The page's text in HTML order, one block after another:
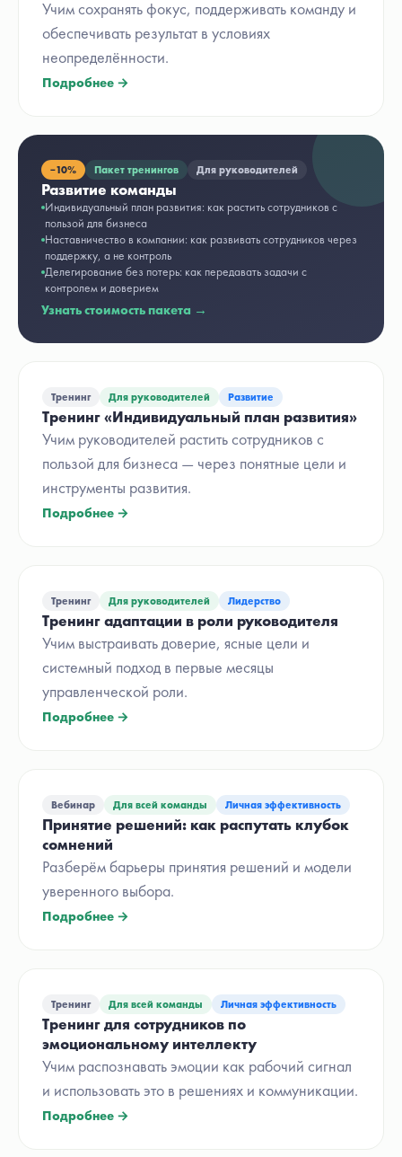
Тренинг Для руководителей Лидерство
Тренинг адаптации в роли руководителя
Учим выстраивать доверие, ясные цели и
системный подход в первые месяцы
управленческой роли.
Подробнее →
Тренинг Для руководителей Развитие
Тренинг «Индивидуальный план развития»
Учим руководителей растить сотрудников с
пользой для бизнеса — через понятные цели и
инструменты развития.
Подробнее →
Учим сохранять фокус, поддерживать команду и
обеспечивать результат в условиях
неопределённости.
Подробнее →
Тренинг Для всей команды Личная эффективность
Тренинг для сотрудников по
эмоциональному интеллекту
Учим распознавать эмоции как рабочий сигнал
и использовать это в решениях и коммуникации.
Подробнее →
Вебинар Для всей команды Личная эффективность
Принятие решений: как распутать клубок
сомнений
Разберём барьеры принятия решений и модели
уверенного выбора.
Подробнее →
−10% Пакет тренингов Для руководителей
Развитие команды
Индивидуальный план развития: как растить сотрудников с
пользой для бизнеса
Наставничество в компании: как развивать сотрудников через
поддержку, а не контроль
Делегирование без потерь: как передавать задачи с
контролем и доверием
Узнать стоимость пакета →